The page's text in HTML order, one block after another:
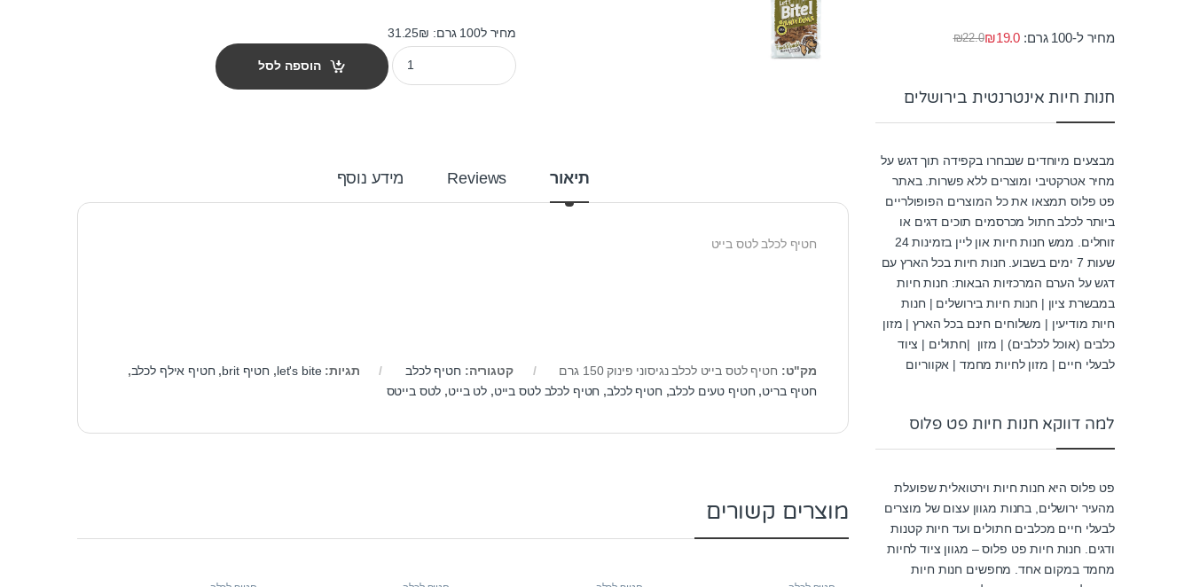
מחיר ל100 גרם: 31.25₪
חטיף לטס בייט לכלב נגיסוני פינוק 150 גרם quantity
הוספה לסל
תיאור Reviews מידע נוסף
חטיף לכלב לטס בייט
מק"ט: חטיף לטס בייט לכלב נגיסוני פינוק 150 גרם קטגוריה: חטיף לכלב תגיות:let's bite
, חטיף brit , חטיף אילף לכלב,
חטיף בריט, חטיף טעים לכלב, חטיף לכלב, חטיף לכלב לטס בייט, לט בייט, לטס בייטס
מוצרים קשורים
מחיר ל-100 גרם: ₪22.0₪19.0
חנות חיות אינטרנטית בירושלים
מבצעים מיוחדים שנבחרו בקפידה תוך דגש על
מחיר אטרקטיבי ומוצרים ללא פשרות. באתר
פט פלוס תמצאו את כל המוצרים הפופולריים
ביותר לכלב חתול מכרסמים תוכים דגים או
זוחלים. ממש חנות חיות און ליין בזמינות 24
שעות 7 ימים בשבוע. חנות חיות בכל הארץ עם
דגש על הערם המרכזיות הבאות: חנות חיות
במבשרת ציון | חנות חיות בירושלים | חנות
חיות מודיעין | משלוחים חינם בכל הארץ | מזון
כלבים (אוכל לכלבים) | מזון |חתולים | ציוד
לבעלי חיים | מזון לחיות מחמד | אקווריום
למה דווקא חנות חיות פט פלוס
פט פלוס היא חנות חיות וירטואלית שפועלת
מהעיר ירושלים, בחנות מגוון עצום של מוצרים
לבעלי חיים מכלבים חתולים ועד חיות קטנות
ודגים. חנות חיות פט פלוס – מגוון ציוד לחיות
מחמד במקום אחד. מחפשים חנות חיות